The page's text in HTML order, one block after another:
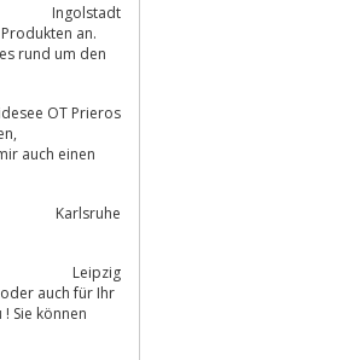
Ingolstadt
an.
OT Prieros
Karlsruhe
Leipzig
Sie können